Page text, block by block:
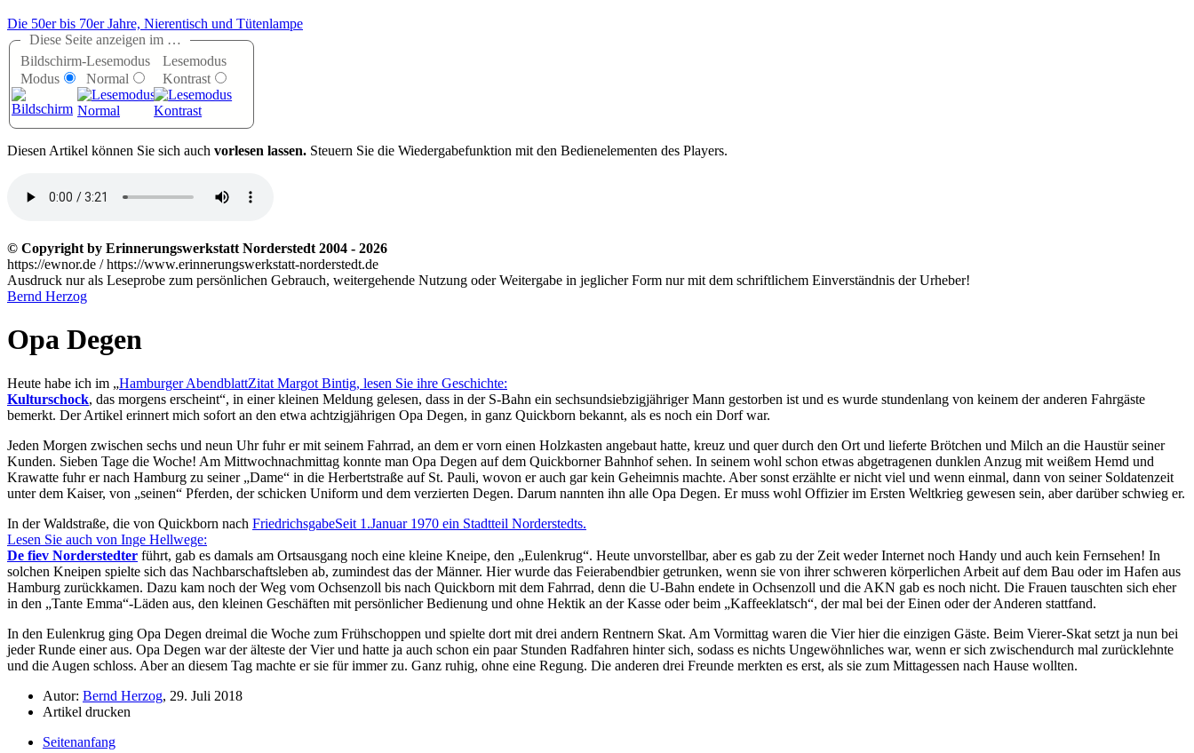
Die 50er bis 70er Jahre, Nierentisch und Tütenlampe
Diese Seite anzeigen im …
Bildschirm-
Modus
Lesemodus
Normal
Lesemodus
Kontrast
Diesen Artikel können Sie sich auch vorlesen lassen. Steuern Sie die Wiedergabefunktion mit den Bedienelementen des Players.
© Copyright by Erinnerungswerkstatt Norderstedt 2004 - 2026
https://ewnor.de / https://www.erinnerungswerkstatt-norderstedt.de
Ausdruck nur als Leseprobe zum persönlichen Gebrauch, weitergehende Nutzung oder Weitergabe in jeglicher Form nur mit dem schriftlichem Einverständnis der Urheber!
Bernd Herzog
Opa Degen
Heute habe ich im Hamburger AbendblattZitat Margot Bintig, lesen Sie ihre Geschichte:
Kulturschock, das morgens erscheint , in einer kleinen Meldung gelesen, dass in der S-Bahn ein sechsundsiebzigjähriger Mann gestorben ist und es wurde stundenlang von keinem der anderen Fahrgäste
bemerkt. Der Artikel erinnert mich sofort an den etwa achtzigjährigen Opa Degen, in ganz Quickborn bekannt, als es noch ein Dorf war.
Jeden Morgen zwischen sechs und neun Uhr fuhr er mit seinem Fahrrad, an dem er vorn einen Holzkasten angebaut hatte, kreuz und quer durch den Ort und lieferte Brötchen und Milch an die Haustür seiner
Kunden. Sieben Tage die Woche! Am Mittwochnachmittag konnte man Opa Degen auf dem Quickborner Bahnhof sehen. In seinem wohl schon etwas abgetragenen dunklen Anzug mit weißem Hemd und
Krawatte fuhr er nach Hamburg zu seiner Dame
in die Herbertstraße auf St. Pauli, wovon er auch gar kein Geheimnis machte. Aber sonst erzählte er nicht viel und wenn einmal, dann von seiner Soldatenzeit
unter dem Kaiser, von
seinen
Pferden, der schicken Uniform und dem verzierten Degen. Darum nannten ihn alle Opa Degen. Er muss wohl Offizier im Ersten Weltkrieg gewesen sein, aber darüber schwieg er.
In der Waldstraße, die von Quickborn nach FriedrichsgabeSeit 1.Januar 1970 ein Stadtteil Norderstedts.
Lesen Sie auch von Inge Hellwege:
De fiev Norderstedter führt, gab es damals am Ortsausgang noch eine kleine Kneipe, den Eulenkrug . Heute unvorstellbar, aber es gab zu der Zeit weder Internet noch Handy und auch kein Fernsehen! In
solchen Kneipen spielte sich das Nachbarschaftsleben ab, zumindest das der Männer. Hier wurde das Feierabendbier getrunken, wenn sie von ihrer schweren körperlichen Arbeit auf dem Bau oder im Hafen aus
Hamburg zurückkamen. Dazu kam noch der Weg vom Ochsenzoll bis nach Quickborn mit dem Fahrrad, denn die U-Bahn endete in Ochsenzoll und die AKN gab es noch nicht. Die Frauen tauschten sich eher
in den
Tante Emma -Läden aus, den kleinen Geschäften mit persönlicher Bedienung und ohne Hektik an der Kasse oder beim Kaffeeklatsch , der mal bei der Einen oder der Anderen stattfand.
In den Eulenkrug ging Opa Degen dreimal die Woche zum Frühschoppen und spielte dort mit drei andern Rentnern Skat. Am Vormittag waren die Vier hier die einzigen Gäste. Beim Vierer-Skat setzt ja nun bei
jeder Runde einer aus. Opa Degen war der älteste der Vier und hatte ja auch schon ein paar Stunden Radfahren hinter sich, sodass es nichts Ungewöhnliches war, wenn er sich zwischendurch mal zurücklehnte
und die Augen schloss. Aber an diesem Tag machte er sie für immer zu. Ganz ruhig, ohne eine Regung. Die anderen drei Freunde merkten es erst, als sie zum Mittagessen nach Hause wollten.
Autor: Bernd Herzog, 29. Juli 2018
Artikel drucken
Seitenanfang